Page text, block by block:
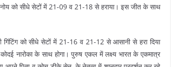
को सीधे सेटों में 21-09 व 21-18 से हराया। इस जीत के साथ
को सीधे सेटों में 21-16 व 21-12 से आसानी से हरा दिया
नारोका के साथ होगा। पुरुष एकल में लक्ष्य भारत के एकमात्र